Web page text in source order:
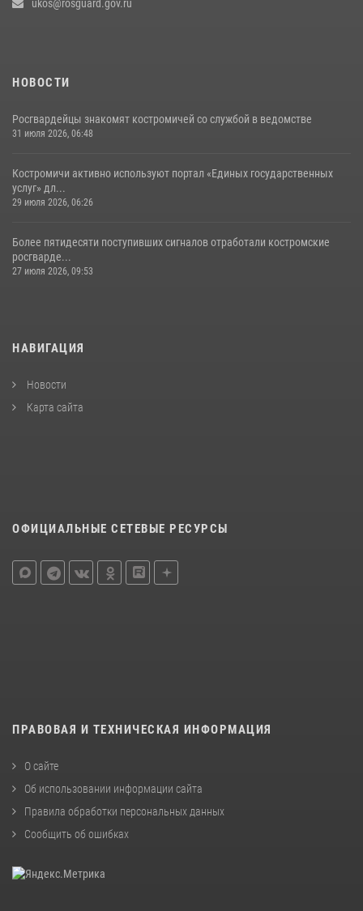
ukos@rosguard.gov.ru
НОВОСТИ
Росгвардейцы знакомят костромичей со службой в ведомстве
31 июля 2026, 06:48
Костромичи активно используют портал «Единых государственных
услуг» дл...
29 июля 2026, 06:26
Более пятидесяти поступивших сигналов отработали костромские
росгварде...
27 июля 2026, 09:53
НАВИГАЦИЯ
Новости
Карта сайта
ОФИЦИАЛЬНЫЕ СЕТЕВЫЕ РЕСУРСЫ
ПРАВОВАЯ И ТЕХНИЧЕСКАЯ ИНФОРМАЦИЯ
О сайте
Об использовании информации сайта
Правила обработки персональных данных
Сообщить об ошибках